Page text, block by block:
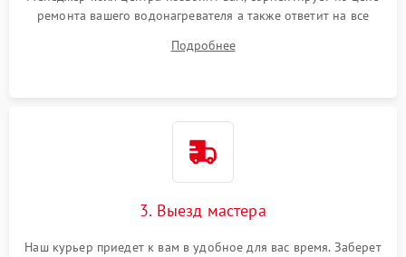
ремонта вашего водонагревателя а также ответит на все
Подробнее
3. Выезд мастера
Наш курьер приедет к вам в удобное для вас время. Заберет